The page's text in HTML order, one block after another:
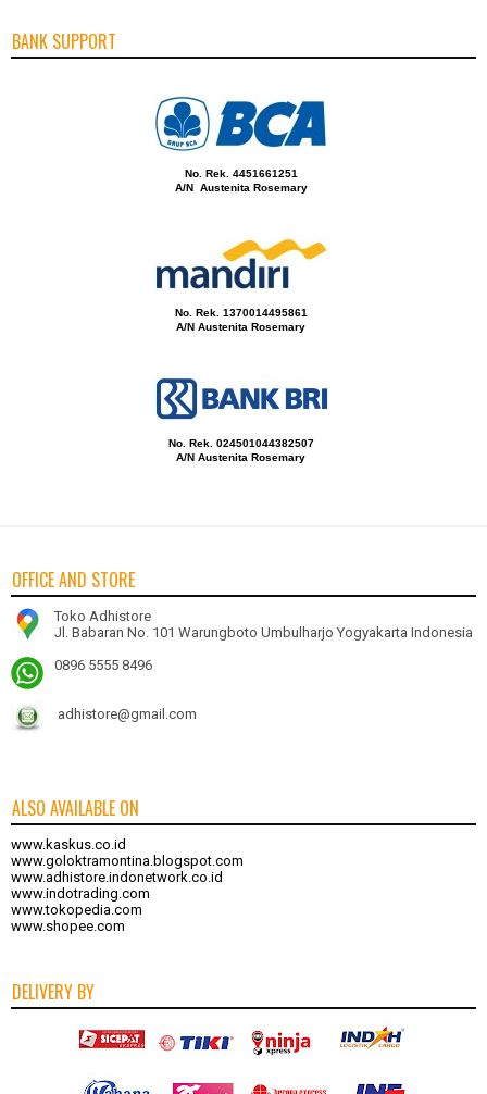
BANK SUPPORT
No. Rek. 4451661251
A/N Austenita Rosemary
No. Rek. 1370014495861
A/N Austenita Rosemary
No. Rek. 024501044382507
A/N Austenita Rosemary
OFFICE AND STORE
Toko Adhistore
Jl. Babaran No. 101 Warungboto Umbulharjo Yogyakarta Indonesia
0896 5555 8496
adhistore@gmail.com
ALSO AVAILABLE ON
www.kaskus.co.id
www.goloktramontina.blogspot.com
www.adhistore.indonetwork.co.id
www.indotrading.com
www.tokopedia.com
www.shopee.com
DELIVERY BY